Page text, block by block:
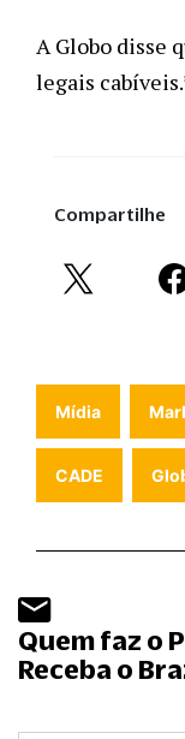
A Globo disse
legais
Compartilhe
Mídia
CADE
Quem faz o
Receba o